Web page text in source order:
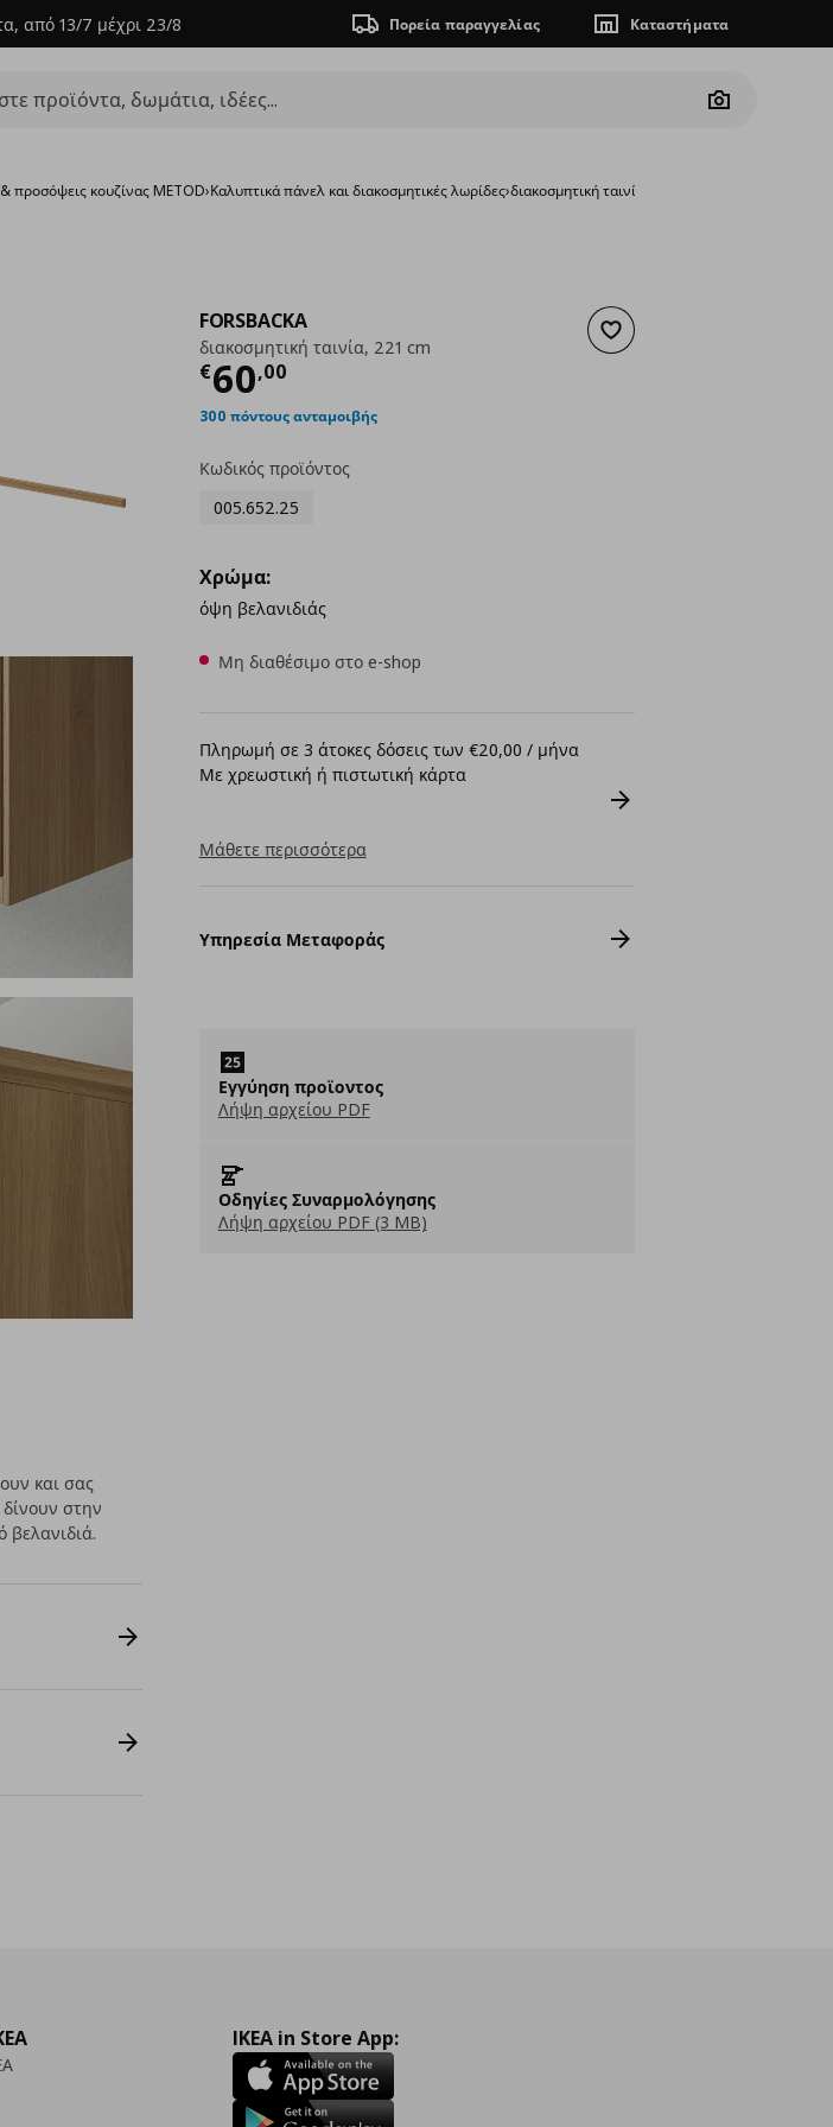
από 13/7 μέχρι 23/8 Πορεία παραγγελίας Καταστήματα
Camera
προσόψεις κουζίνας METOD›Καλυπτικά πάνελ και διακοσμητικές λωρίδες›διακοσμητική ταινία, 221 cm
Προσθήκη στα αγαπημένα
FORSBACKA
διακοσμητική ταινία, 221 cm
€60,00
Τρέχουσα τιμή
300 πόντους ανταμοιβής
Κωδικός προϊόντος
005.652.25
Χρώμα:
όψη βελανιδιάς
Μη διαθέσιμο στο e-shop
Πληρωμή σε 3 άτοκες δόσεις των €20,00 / μήνα
Με χρεωστική ή πιστωτική κάρτα
Μάθετε περισσότερα
Υπηρεσία Μεταφοράς
Εγγύηση προϊοντος
Λήψη αρχείου PDF
Οδηγίες Συναρμολόγησης
Λήψη αρχείου PDF (3 MB)
και σας
στην
βελανιδιά.
IKEA in Store App: